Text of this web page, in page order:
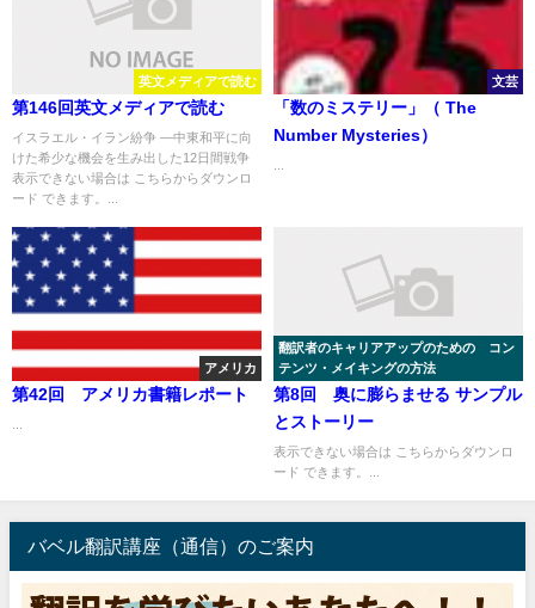
英文メディアで読む
第146回英文メディアで読む
イスラエル・イラン紛争 ―中東和平に向
けた希少な機会を生み出した12日間戦争
表示できない場合は こちらからダウンロ
ード できます。...
文芸
「数のミステリー」（ The
Number Mysteries）
アメリカ
第42回 アメリカ書籍レポート
翻訳者のキャリアアップのための コン
テンツ・メイキングの方法
第8回 奥に膨らませる サンプル
とストーリー
表示できない場合は こちらからダウンロ
ード できます。...
バベル翻訳講座（通信）のご案内